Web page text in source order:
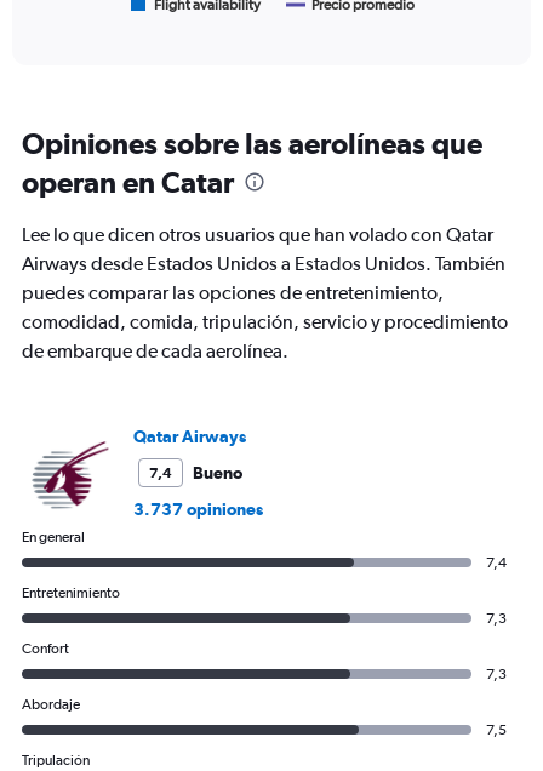
6
The
has
2
axes
displaying
Avg.
flights.
Flight availability Precio promedio
Opiniones sobre las aerolíneas que
operan en Catar
Lee lo que dicen otros usuarios que han volado con Qatar
Airways desde Estados Unidos a Estados Unidos. También
puedes comparar las opciones de entretenimiento,
comodidad, comida, tripulación, servicio y procedimiento
de embarque de cada aerolínea.
Qatar Airways
7,4
Bueno
3.737 opiniones
En general
7,4
Entretenimiento
7,3
Confort
7,3
Abordaje
7,5
Tripulación